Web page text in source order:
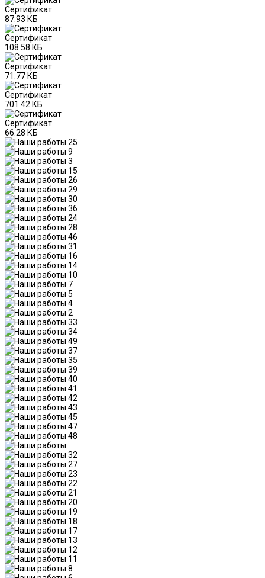
Сертификат
87.93 КБ
Сертификат
108.58 КБ
Сертификат
71.77 КБ
Сертификат
701.42 КБ
Сертификат
66.28 КБ